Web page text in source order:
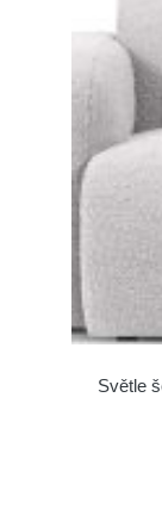
Světle